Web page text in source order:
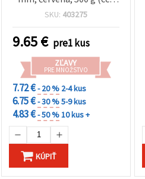
135 m)
SKU: 403275
9.65€ pre1 kus
ZĽAVY
PRE MNOŽSTVO
7.72 €- 20 % 2-4 kus
6.75 €- 30 %5-9 kus
4.83 €- 50 %10 kus +
KÚPIŤ